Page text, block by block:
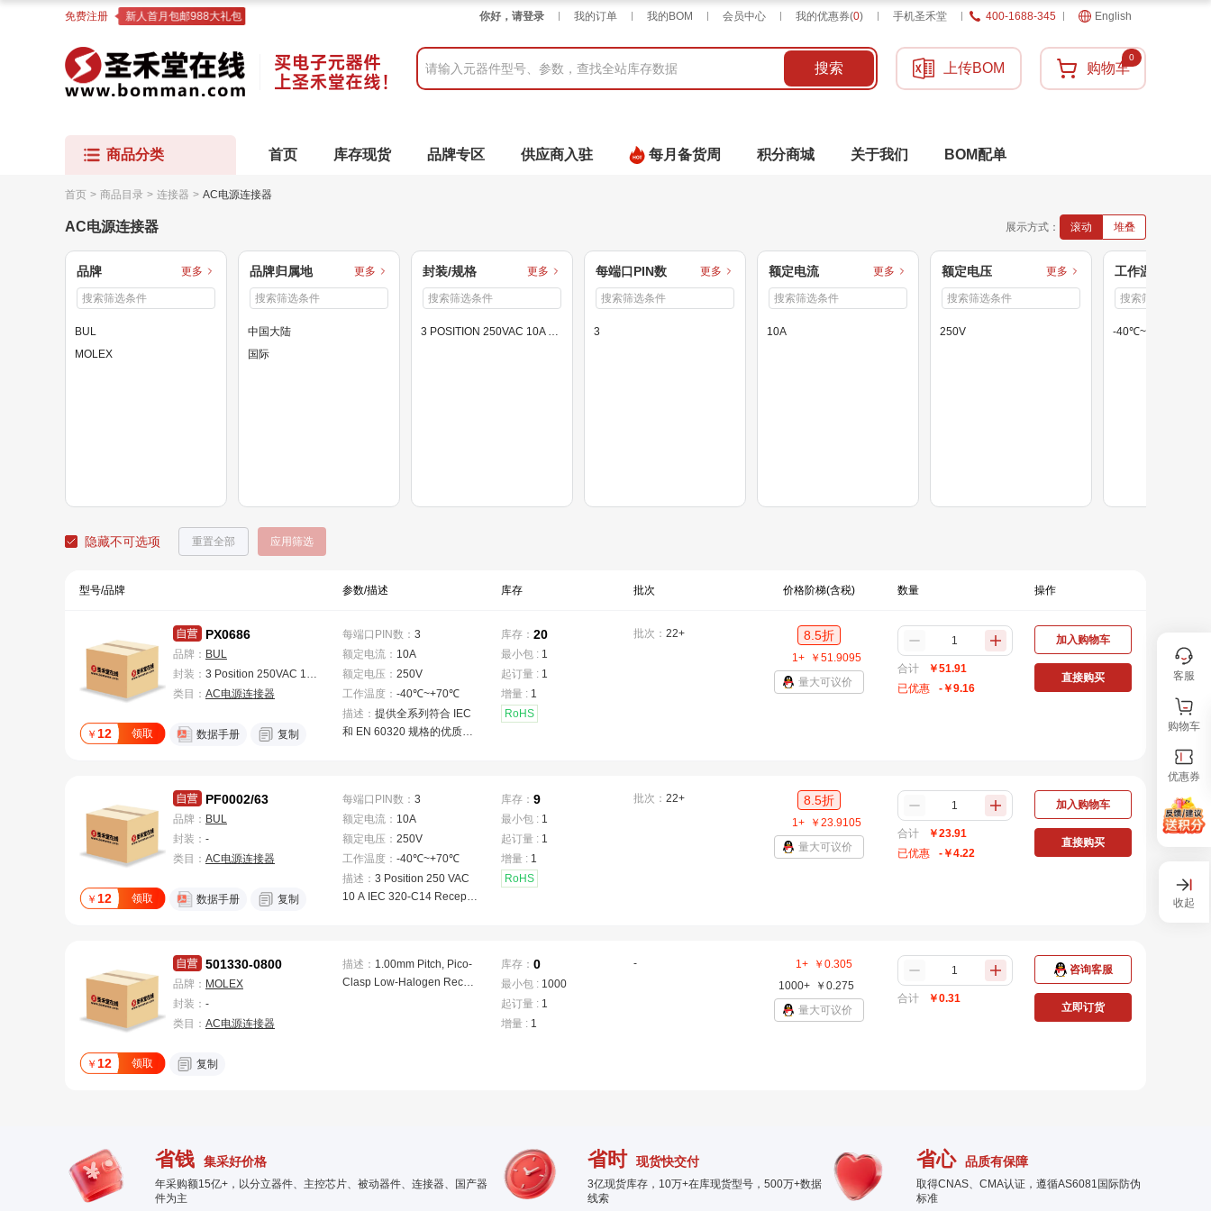
免费注册 新人首月包邮988大礼包 你好，请登录 我的订单 我的BOM 会员中心 我的优惠券(0) 手机圣禾堂 400-1688-345 English
搜索 上传BOM 购物车
0
商品分类 首页 库存现货 品牌专区 供应商入驻 每月备货周 积分商城 关于我们 BOM配单
首页 > 商品目录 > 连接器 > AC电源连接器
AC电源连接器 展示方式： 滚动 堆叠
品牌 更多
BUL
MOLEX
品牌归属地 更多
中国大陆
国际
封装/规格 更多 每端口PIN数 更多
3
额定电流 更多
10A
额定电压 更多
250V
工作温度
-40℃~+70℃
隐藏不可选项 重置全部 应用筛选
型号/品牌 参数/描述 库存 批次 价格阶梯(含税) 数量 操作
PX0686
品牌： BUL
封装：
3 Position 250VAC 10A Plug Male Blade IEC 320-2-2/E Power Entry Connector
类目： AC电源连接器
￥ 12 领取 数据手册 复制
每端口PIN数 ： 3
额定电流： 10A
额定电压 ： 250V
工作温度： -40℃~+70℃
描述： 提供全系列符合 IEC
和 EN 60320 规格的优质电
A、250V(UL),这些连接器系
列为大多数电源设备和电缆
应用提供了解决方案。安装
方式和终端的组合包括:法兰
固定、卡扣式面板安装和 P
CB 安装版本,以及 2.8/焊
定和安全盖。除了标准的黑
色模制外,大多数款式还有白
库存：20
最小包 : 1
起订量 : 1
增量 : 1
RoHS
批次： 22+ 8.5折
1+ ￥51.9095
量大可议价
合计 ￥51.91
已优惠
-￥9.16
加入购物车
直接购买
PF0002/63
品牌： BUL
封装： -
类目： AC电源连接器
￥ 12 领取 数据手册 复制
每端口PIN数 ： 3
额定电流： 10A
额定电压 ： 250V
工作温度： -40℃~+70℃
描述： 3 Position 250 VAC
10 A IEC 320-C14 Recepta
库存：9
最小包 : 1
起订量 : 1
增量 : 1
RoHS
批次： 22+ 8.5折
1+ ￥23.9105
量大可议价
合计 ￥23.91
已优惠
-￥4.22
加入购物车
直接购买
501330-0800
品牌： MOLEX
封装： -
类目： AC电源连接器
￥ 12 领取 复制
描述： 1.00mm Pitch, Pico-
Clasp Low-Halogen Recep
库存：0
最小包 : 1000
起订量 : 1
增量 : 1
- 1+ ￥0.305
1000+
￥ 0.275
量大可议价
合计 ￥0.31
咨询客服
立即订货
省钱 集采好价格
年采购额15亿+，以分立器件、主控芯片、被动器件、连接器、国产器
件为主
省时 现货快交付
3亿现货库存，10万+在库现货型号，500万+数据
线索
省心 品质有保障
取得CNAS、CMA认证，遵循AS6081国际防伪
标准
客服
购物车
优惠券
收起